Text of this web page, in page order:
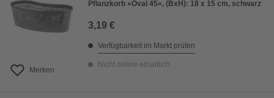
Merken
Pflanzkorb »Oval 45«, (BxH): 18 x 15 cm, schwarz
3,19 €
Verfügbarkeit im Markt prüfen
Nicht online erhältlich